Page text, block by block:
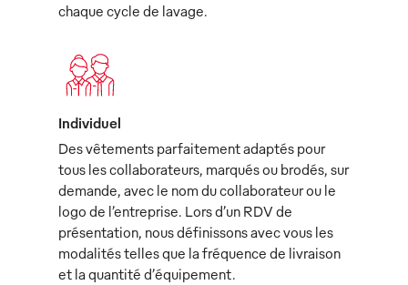
chaque cycle de lavage.
Individuel
Des vêtements parfaitement adaptés pour
tous les collaborateurs, marqués ou brodés, sur
demande, avec le nom du collaborateur ou le
logo de l’entreprise. Lors d’un RDV de
présentation, nous définissons avec vous les
modalités telles que la fréquence de livraison
et la quantité d’équipement.